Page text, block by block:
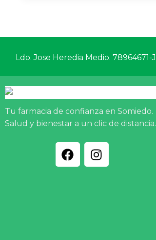
Ldo. Jose Heredia Medio. 78964671-J
Tu farmacia de confianza en Somiedo.
Salud y bienestar a un clic de distancia.